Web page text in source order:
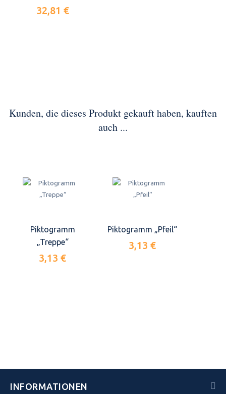
32,81 €
Kunden, die dieses Produkt gekauft haben, kauften
auch ...
Piktogramm
„Treppe“
3,13 €
Piktogramm „Pfeil“
3,13 €
INFORMATIONEN